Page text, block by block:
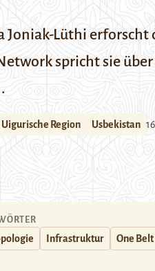
Joniak-Lüthi
spricht sie
Uigurische Region Usbekistan
Infrastruktur One Belt